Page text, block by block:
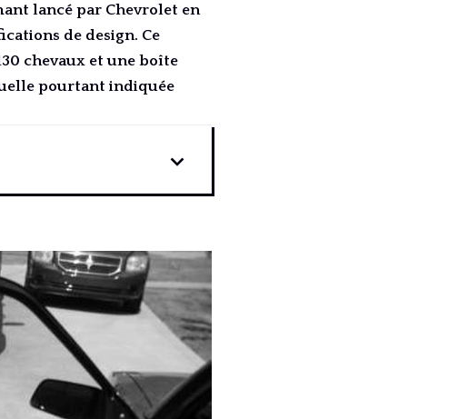
lancé par Chevrolet en
de design. Ce
chevaux et une boîte
pourtant indiquée